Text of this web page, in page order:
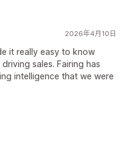
2026年4月10日
it really easy to know
sales. Fairing has
intelligence that we were